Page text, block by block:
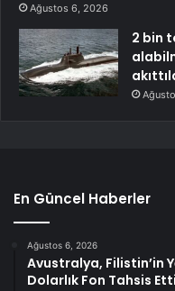
Ağustos 6, 2026
2 bin
En Güncel Haberler
Ağustos 6, 2026
Avustralya, Filistin’in
Dolarlık Fon Tahsis Etti